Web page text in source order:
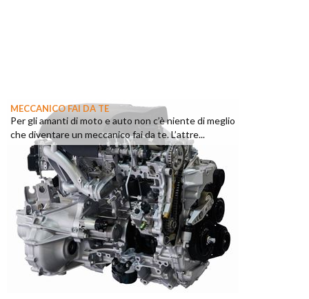
MECCANICO FAI DA TE
Per gli amanti di moto e auto non c’è niente di meglio
che diventare un meccanico fai da te. L’attre...